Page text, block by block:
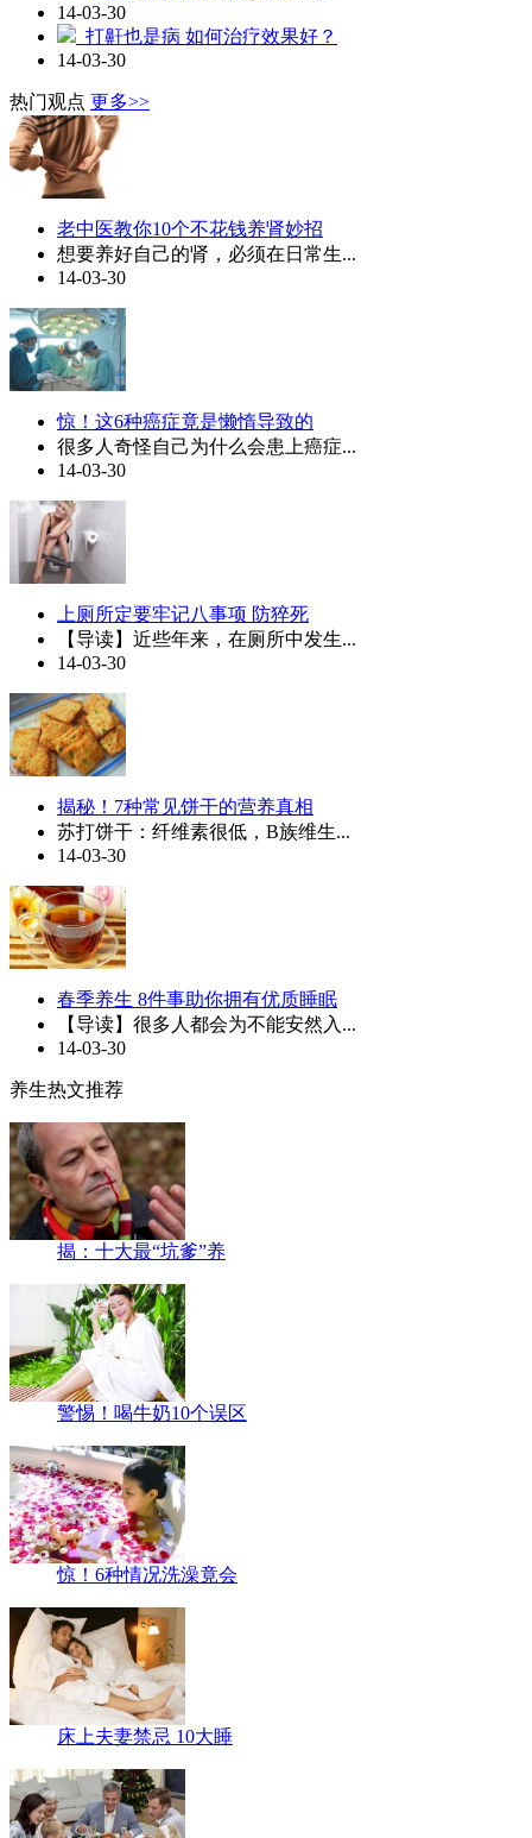
14-03-30
打鼾也是病 如何治疗效果好？
14-03-30
热门观点 更多>>
老中医教你10个不花钱养肾妙招
想要养好自己的肾，必须在日常生...
14-03-30
惊！这6种癌症竟是懒惰导致的
很多人奇怪自己为什么会患上癌症...
14-03-30
上厕所定要牢记八事项 防猝死
【导读】近些年来，在厕所中发生...
14-03-30
揭秘！7种常见饼干的营养真相
苏打饼干：纤维素很低，B族维生...
14-03-30
春季养生 8件事助你拥有优质睡眠
【导读】很多人都会为不能安然入...
14-03-30
养生热文推荐
揭：十大最“坑爹”养
警惕！喝牛奶10个误区
惊！6种情况洗澡竟会
床上夫妻禁忌 10大睡